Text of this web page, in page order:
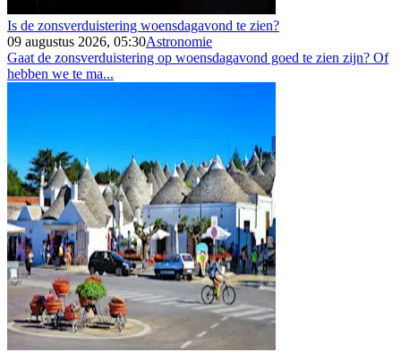
Is de zonsverduistering woensdagavond te zien?
09 augustus 2026, 05:30Astronomie
Gaat de zonsverduistering op woensdagavond goed te zien zijn? Of
hebben we te ma...